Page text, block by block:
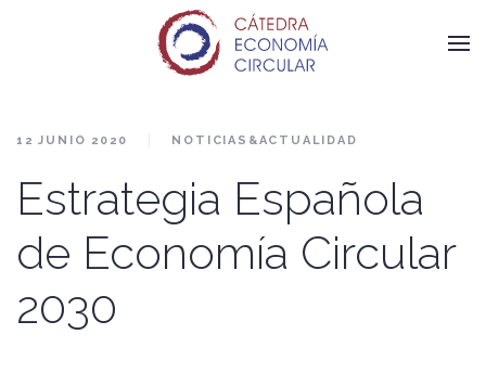
12 JUNIO 2020 NOTICIAS&ACTUALIDAD
Estrategia Española
de Economía Circular
2030